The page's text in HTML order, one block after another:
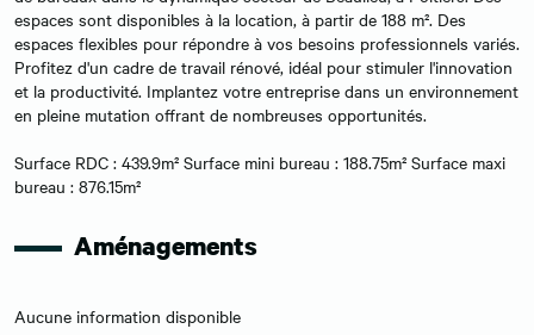
espaces sont disponibles à la location, à partir de 188 m². Des
espaces flexibles pour répondre à vos besoins professionnels variés.
Profitez d'un cadre de travail rénové, idéal pour stimuler l'innovation
et la productivité. Implantez votre entreprise dans un environnement
en pleine mutation offrant de nombreuses opportunités.
Surface RDC : 439.9m² Surface mini bureau : 188.75m² Surface maxi
bureau : 876.15m²
Aménagements
Aucune information disponible